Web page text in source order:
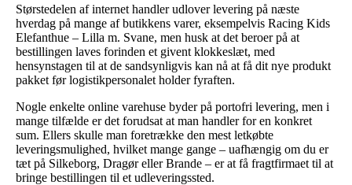
Størstedelen af internet handler udlover levering på næste
hverdag på mange af butikkens varer, eksempelvis Racing Kids
Elefanthue – Lilla m. Svane, men husk at det beroer på at
bestillingen laves forinden et givent klokkeslæt, med
hensynstagen til at de sandsynligvis kan nå at få dit nye produkt
pakket før logistikpersonalet holder fyraften.
Nogle enkelte online varehuse byder på portofri levering, men i
mange tilfælde er det forudsat at man handler for en konkret
sum. Ellers skulle man foretrække den mest letkøbte
leveringsmulighed, hvilket mange gange – uafhængig om du er
tæt på Silkeborg, Dragør eller Brande – er at få fragtfirmaet til at
bringe bestillingen til et udleveringssted.